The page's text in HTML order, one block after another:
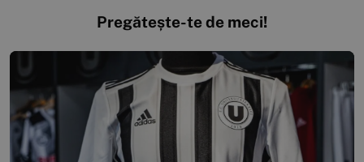
Pregătește-te de meci!